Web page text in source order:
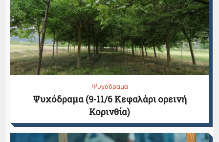
Ψυχόδραμα
Ψυχόδραμα (9-11/6 Κεφαλάρι ορεινή
Κορινθία)